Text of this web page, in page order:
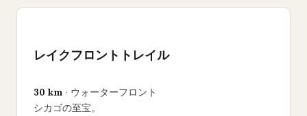
レイクフロントトレイル
30 km · ウォーターフロント
シカゴの至宝。